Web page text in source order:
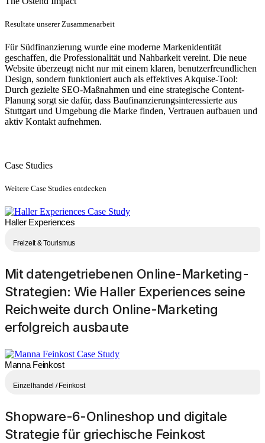
Resultate unserer Zusammenarbeit
Für Südfinanzierung wurde eine moderne Markenidentität
geschaffen, die Professionalität und Nahbarkeit vereint. Die neue
Website überzeugt nicht nur mit einem klaren, benutzerfreundlichen
Design, sondern funktioniert auch als effektives Akquise-Tool:
Durch gezielte SEO-Maßnahmen und eine strategische Content-
Planung sorgt sie dafür, dass Baufinanzierungsinteressierte aus
Stuttgart und Umgebung die Marke finden, Vertrauen aufbauen und
aktiv Kontakt aufnehmen.
Case Studies
Weitere Case Studies entdecken
Haller Experiences
Freizeit & Tourismus
Mit datengetriebenen Online-Marketing-
Strategien: Wie Haller Experiences seine
Reichweite durch Online-Marketing
erfolgreich ausbaute
Manna Feinkost
Einzelhandel / Feinkost
Shopware-6-Onlineshop und digitale
Strategie für griechische Feinkost